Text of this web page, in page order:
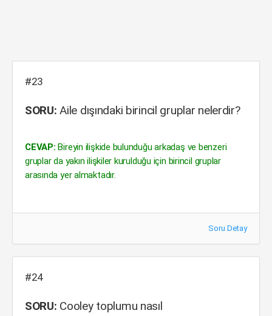
#23
SORU: Aile dışındaki birincil gruplar nelerdir?
CEVAP: Bireyin ilişkide bulunduğu arkadaş ve benzeri
gruplar da yakın ilişkiler kurulduğu için birincil gruplar
arasında yer almaktadır.
Soru Detay
#24
SORU: Cooley toplumu nasıl